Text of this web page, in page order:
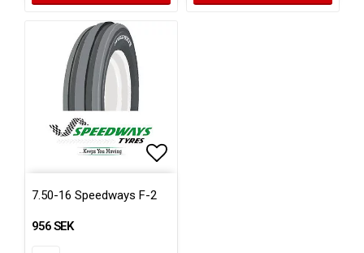
7.50-16 Speedways F-2
956 SEK